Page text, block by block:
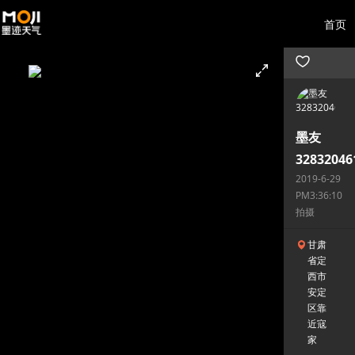
首页
墨友
2019-6-29
PM3:36:10
拍摄
甘肃
省定
西市
安定
区靠
近寇
家